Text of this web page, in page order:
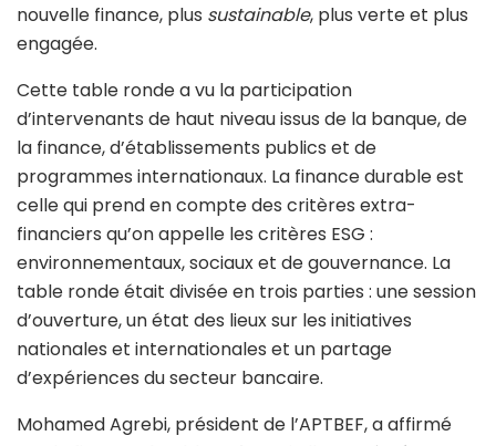
nouvelle finance, plus sustainable, plus verte et plus
engagée.
Cette table ronde a vu la participation
d’intervenants de haut niveau issus de la banque, de
la finance, d’établissements publics et de
programmes internationaux. La finance durable est
celle qui prend en compte des critères extra-
financiers qu’on appelle les critères ESG :
environnementaux, sociaux et de gouvernance. La
table ronde était divisée en trois parties : une session
d’ouverture, un état des lieux sur les initiatives
nationales et internationales et un partage
d’expériences du secteur bancaire.
Mohamed Agrebi, président de l’APTBEF, a affirmé